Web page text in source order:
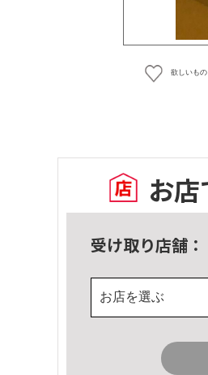
欲しいも
お
受け取り店舗：
お店を選ぶ